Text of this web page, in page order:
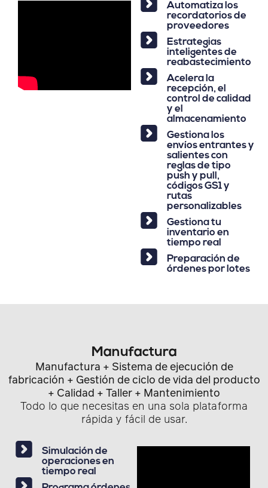
Automatiza los
recordatorios de
proveedores
Estrategias
inteligentes de
reabastecimiento
Acelera la
recepción, el
control de calidad
y el
almacenamiento
Gestiona los
envíos entrantes y
salientes con
reglas de tipo
push y pull,
códigos GS1 y
rutas
personalizables
Gestiona tu
inventario en
tiempo real
Preparación de
órdenes por lotes
Manufactura
Manufactura + Sistema de ejecución de
fabricación + Gestión de ciclo de vida del producto
+ Calidad + Taller + Mantenimiento
Todo lo que necesitas en una sola plataforma
rápida y fácil de usar.
Simulación de
operaciones en
tiempo real